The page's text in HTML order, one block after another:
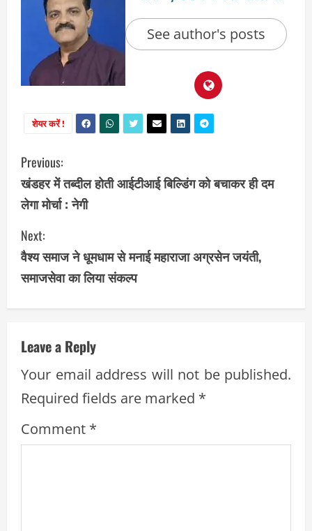
See author's posts
शेयर करें !
C
o
n
t
i
n
u
e
R
e
Previous:
खंडहर में तब्दील होती आईटीआई बिल्डिंग को बचाकर ही दम
लेगा मोर्चा : नेगी
Next:
वैश्य समाज ने धूमधाम से मनाई महाराजा अग्रसेन जयंती,
समाजसेवा का लिया संकल्प
Leave a Reply
Your email address will not be published.
Required fields are marked *
Comment *